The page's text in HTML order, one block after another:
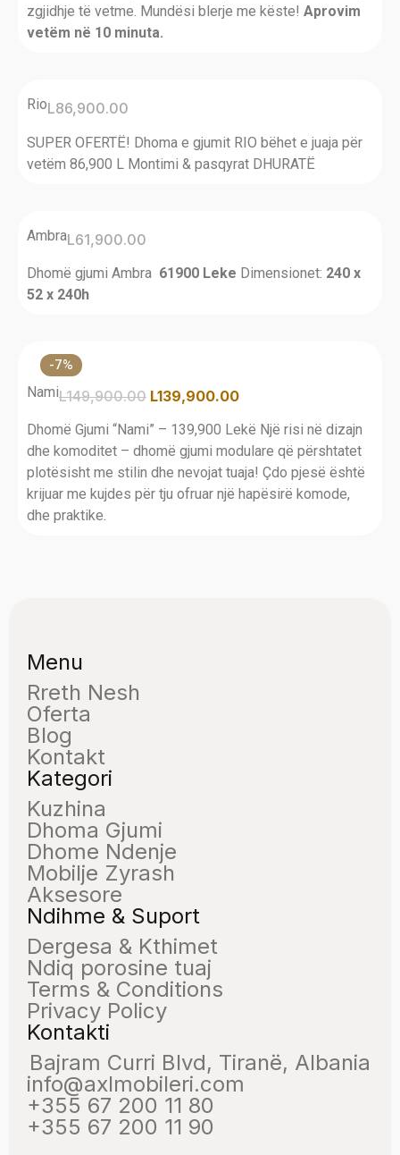
zgjidhje të vetme. Mundësi blerje me këste! Aprovim
vetëm në 10 minuta.
RioL86,900.00
SUPER OFERTË! Dhoma e gjumit RIO bëhet e juaja për
vetëm 86,900 L Montimi & pasqyrat DHURATË
AmbraL61,900.00
Dhomë gjumi Ambra 61900 Leke Dimensionet: 240 x
52 x 240h
-7%
NamiL149,900.00 L139,900.00
Dhomë Gjumi “Nami” – 139,900 Lekë Një risi në dizajn
dhe komoditet – dhomë gjumi modulare që përshtatet
plotësisht me stilin dhe nevojat tuaja! Çdo pjesë është
krijuar me kujdes për tju ofruar një hapësirë komode,
dhe praktike.
Menu
Rreth Nesh
Oferta
Blog
Kontakt
Kategori
Kuzhina
Dhoma Gjumi
Dhome Ndenje
Mobilje Zyrash
Aksesore
Ndihme & Suport
Dergesa & Kthimet
Ndiq porosine tuaj
Terms & Conditions
Privacy Policy
Kontakti
Bajram Curri Blvd, Tiranë, Albania
info@axlmobileri.com
+355 67 200 11 80
+355 67 200 11 90